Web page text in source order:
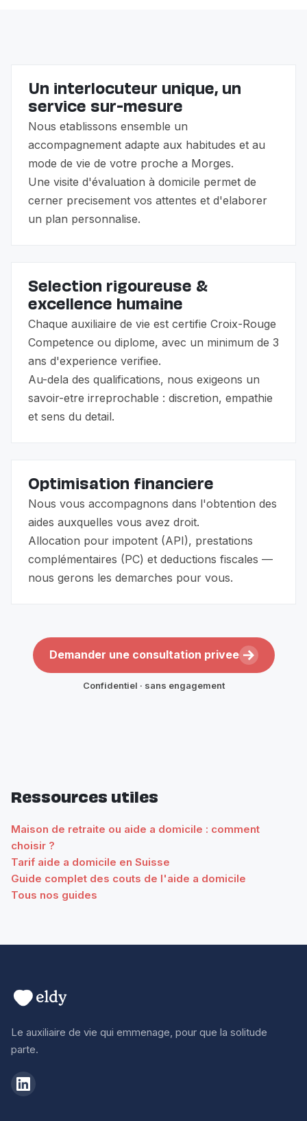
Un interlocuteur unique, un
service sur-mesure
Nous etablissons ensemble un
accompagnement adapte aux habitudes et au
mode de vie de votre proche a Morges.
Une visite d'évaluation à domicile permet de
cerner precisement vos attentes et d'elaborer
un plan personnalise.
Selection rigoureuse &
excellence humaine
Chaque auxiliaire de vie est certifie Croix-Rouge
Competence ou diplome, avec un minimum de 3
ans d'experience verifiee.
Au-dela des qualifications, nous exigeons un
savoir-etre irreprochable : discretion, empathie
et sens du detail.
Optimisation financiere
Nous vous accompagnons dans l'obtention des
aides auxquelles vous avez droit.
Allocation pour impotent (API), prestations
complémentaires (PC) et deductions fiscales —
nous gerons les demarches pour vous.
Demander une consultation privee
Confidentiel · sans engagement
Ressources utiles
Maison de retraite ou aide a domicile : comment
choisir ?
Tarif aide a domicile en Suisse
Guide complet des couts de l'aide a domicile
Tous nos guides
Le auxiliaire de vie qui emmenage, pour que la solitude
parte.